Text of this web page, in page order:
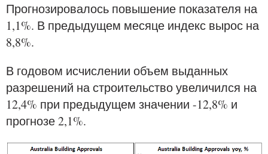
Прогнозировалось повышение показателя на
1,1%. В предыдущем месяце индекс вырос на
8,8%.
В годовом исчислении объем выданных
разрешений на строительство увеличился на
12,4% при предыдущем значении -12,8% и
прогнозе 2,1%.